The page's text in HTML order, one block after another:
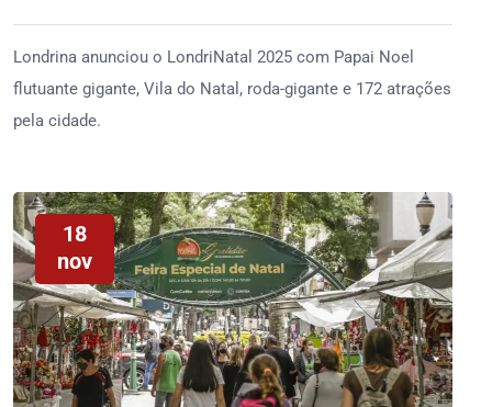
Londrina anunciou o LondriNatal 2025 com Papai Noel
flutuante gigante, Vila do Natal, roda-gigante e 172 atrações
pela cidade.
18
nov